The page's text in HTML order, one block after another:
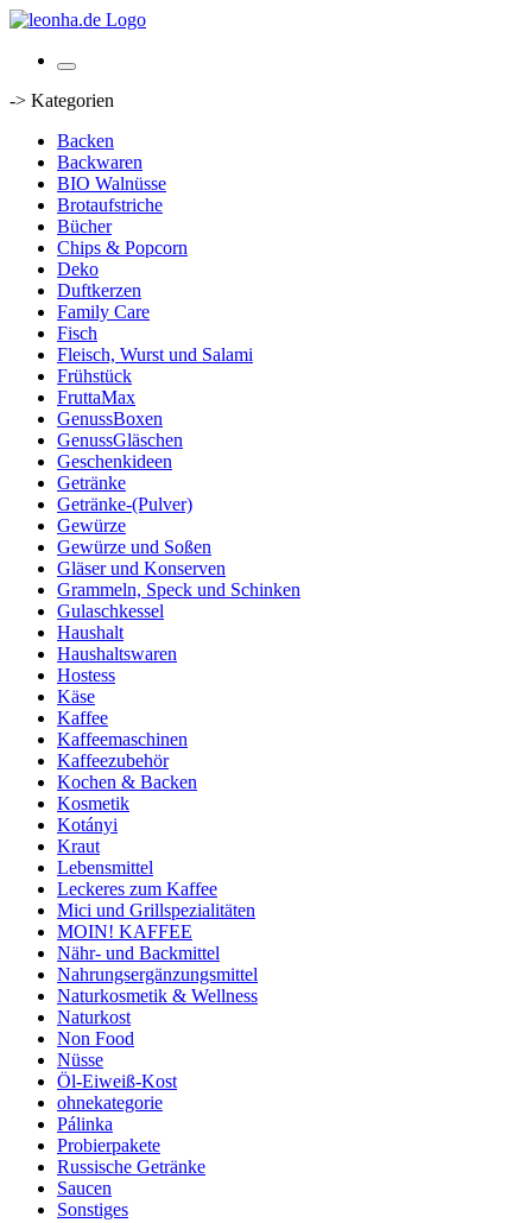
-> Kategorien
Backen
Backwaren
BIO Walnüsse
Brotaufstriche
Bücher
Chips & Popcorn
Deko
Duftkerzen
Family Care
Fisch
Fleisch, Wurst und Salami
Frühstück
FruttaMax
GenussBoxen
GenussGläschen
Geschenkideen
Getränke
Getränke-(Pulver)
Gewürze
Gewürze und Soßen
Gläser und Konserven
Grammeln, Speck und Schinken
Gulaschkessel
Haushalt
Haushaltswaren
Hostess
Käse
Kaffee
Kaffeemaschinen
Kaffeezubehör
Kochen & Backen
Kosmetik
Kotányi
Kraut
Lebensmittel
Leckeres zum Kaffee
Mici und Grillspezialitäten
MOIN! KAFFEE
Nähr- und Backmittel
Nahrungsergänzungsmittel
Naturkosmetik & Wellness
Naturkost
Non Food
Nüsse
Öl-Eiweiß-Kost
ohnekategorie
Pálinka
Probierpakete
Russische Getränke
Saucen
Sonstiges